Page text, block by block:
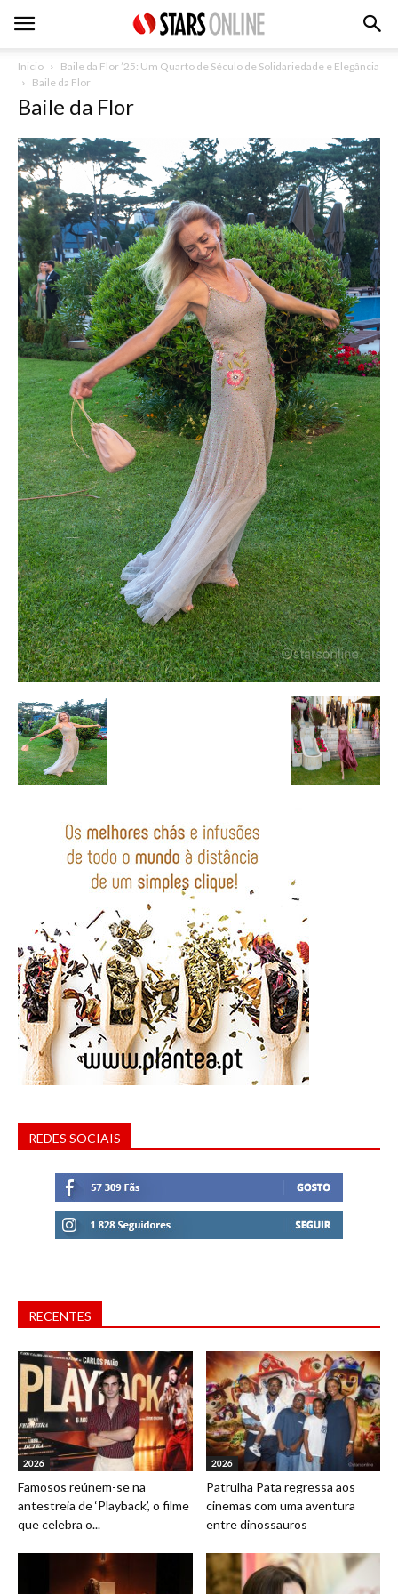
Inicio
Baile da Flor ’25: Um Quarto de Século de Solidariedade e Elegância
Baile da Flor
Baile da Flor
REDES SOCIAIS
RECENTES
2026
Famosos reúnem-se na
antestreia de ‘Playback’, o filme
que celebra o...
2026
Patrulha Pata regressa aos
cinemas com uma aventura
entre dinossauros